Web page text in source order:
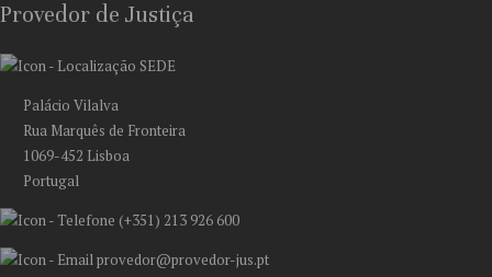
Provedor de Justiça
SEDE
Palácio Vilalva
Rua Marquês de Fronteira
1069-452 Lisboa
Portugal
(+351) 213 926 600
provedor@provedor-jus.pt